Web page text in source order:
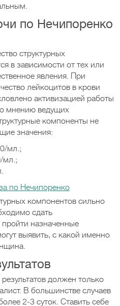
по Нечипоренко
структурных
в зависимости от тех или
явления. При
лейкоцитов в крови
активизацией работы
мнению ведущих
компоненты не
значения:
мл.;
мл.;
компонентов сильно
сдать
назначенные
выявить, с какой именно
должен только
В большинстве случаев
2-3 суток. Ставить себе